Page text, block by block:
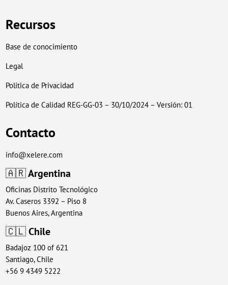
Recursos
Base de conocimiento
Legal
Política de Privacidad
Política de Calidad REG-GG-03 – 30/10/2024 – Versión: 01
Contacto
info@xelere.com
🇦🇷Argentina
Oficinas Distrito Tecnológico
Av. Caseros 3392 – Piso 8
Buenos Aires, Argentina
🇨🇱 Chile
Badajoz 100 of 621
Santiago, Chile
+56 9 4349 5222